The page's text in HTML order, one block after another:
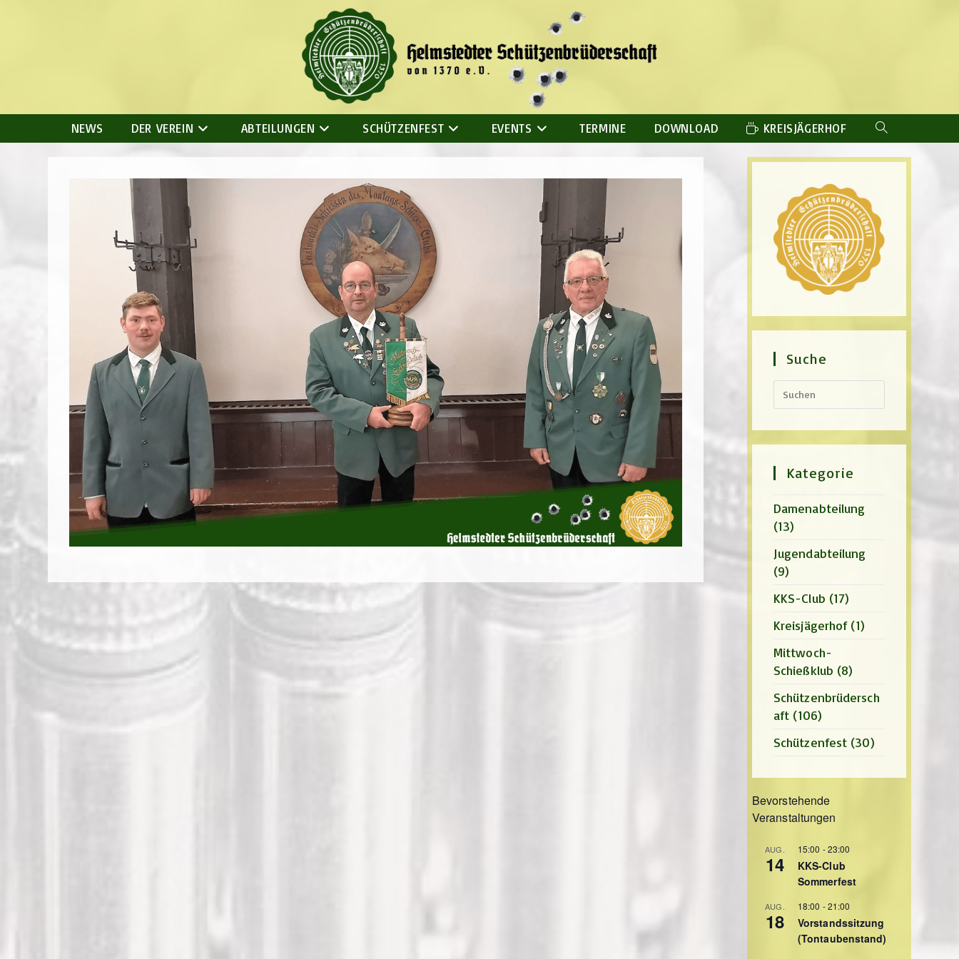
NEWS DER VEREIN ABTEILUNGEN SCHÜTZENFEST EVENTS TERMINE DOWNLOAD KREISJÄGERHOF WEBSITE-
SUCHE
Suche
Kategorie
Damenabteilung
(13)
Jugendabteilung
(9)
KKS-Club (17)
Kreisjägerhof (1)
Mittwoch-
Schießklub (8)
Schützenbrüdersch
aft (106)
Schützenfest (30)
Bevorstehende
Veranstaltungen
AUG.
14
15:00 -23:00
KKS-Club
Sommerfest
AUG.
18
18:00 -21:00
Vorstandssitzung
(Tontaubenstand)